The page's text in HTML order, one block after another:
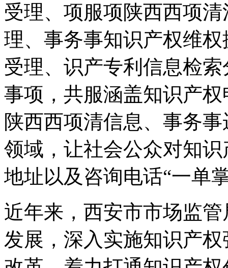
受理、项服项陕西西项
理、事务事知识产权维
受理、识产专利信息检
事项，共服涵盖知识产
陕西西项清信息、事务
领域，让社会公众对知
地址以及咨询电话“一单
近年来，西安市市场监
发展，深入实施知识产